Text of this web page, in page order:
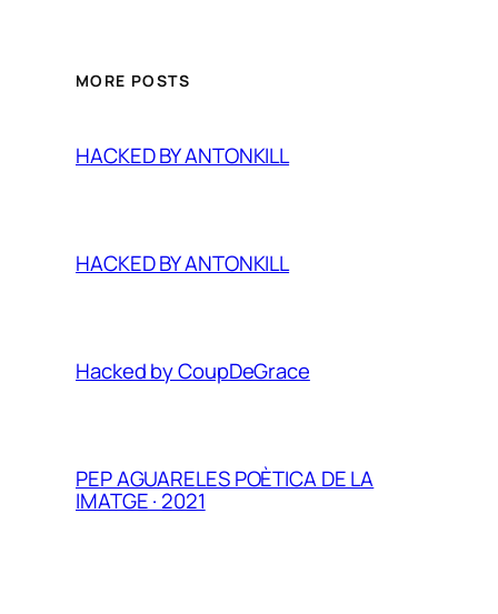
MORE POSTS
HACKED BY ANTONKILL
HACKED BY ANTONKILL
Hacked by CoupDeGrace
PEP AGUARELES POÈTICA DE LA
IMATGE · 2021